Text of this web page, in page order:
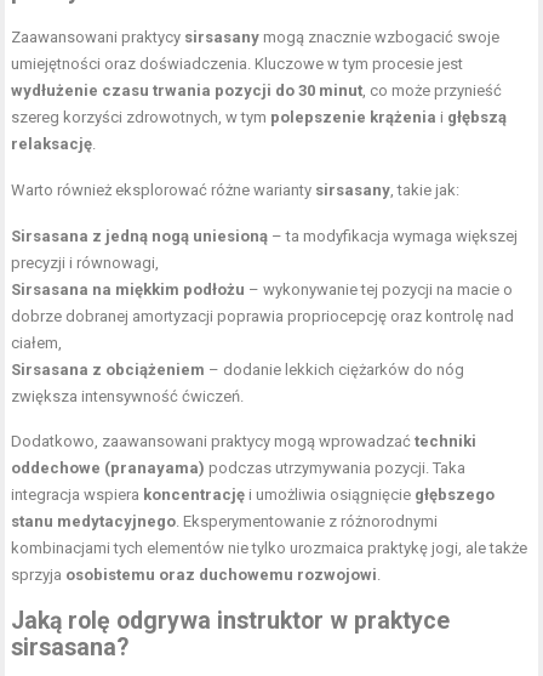
Zaawansowani praktycy sirsasany mogą znacznie wzbogacić swoje
umiejętności oraz doświadczenia. Kluczowe w tym procesie jest
wydłużenie czasu trwania pozycji do 30 minut, co może przynieść
szereg korzyści zdrowotnych, w tym polepszenie krążenia i głębszą
relaksację.
Warto również eksplorować różne warianty sirsasany, takie jak:
Sirsasana z jedną nogą uniesioną – ta modyfikacja wymaga większej
precyzji i równowagi,
Sirsasana na miękkim podłożu – wykonywanie tej pozycji na macie o
dobrze dobranej amortyzacji poprawia propriocepcję oraz kontrolę nad
ciałem,
Sirsasana z obciążeniem – dodanie lekkich ciężarków do nóg
zwiększa intensywność ćwiczeń.
Dodatkowo, zaawansowani praktycy mogą wprowadzaćtechniki
oddechowe (pranayama) podczas utrzymywania pozycji. Taka
integracja wspiera koncentrację i umożliwia osiągnięcie głębszego
stanu medytacyjnego. Eksperymentowanie z różnorodnymi
kombinacjami tych elementów nie tylko urozmaica praktykę jogi, ale także
sprzyja osobistemu oraz duchowemu rozwojowi.
Jaką rolę odgrywa instruktor w praktyce
sirsasana?